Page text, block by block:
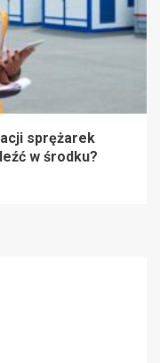
sprężarek
w środku?